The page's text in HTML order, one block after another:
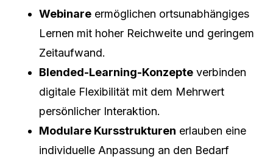
Webinare ermöglichen ortsunabhängiges
Lernen mit hoher Reichweite und geringem
Zeitaufwand.
Blended-Learning-Konzepte verbinden
digitale Flexibilität mit dem Mehrwert
persönlicher Interaktion.
Modulare Kursstrukturen erlauben eine
individuelle Anpassung an den Bedarf